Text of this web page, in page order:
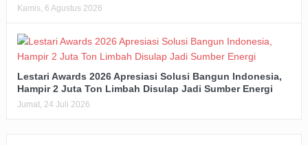
Kamis, 6 Agustus 2026
Lestari Awards 2026 Apresiasi Solusi Bangun Indonesia,
Hampir 2 Juta Ton Limbah Disulap Jadi Sumber Energi
Jumat, 24 Juli 2026